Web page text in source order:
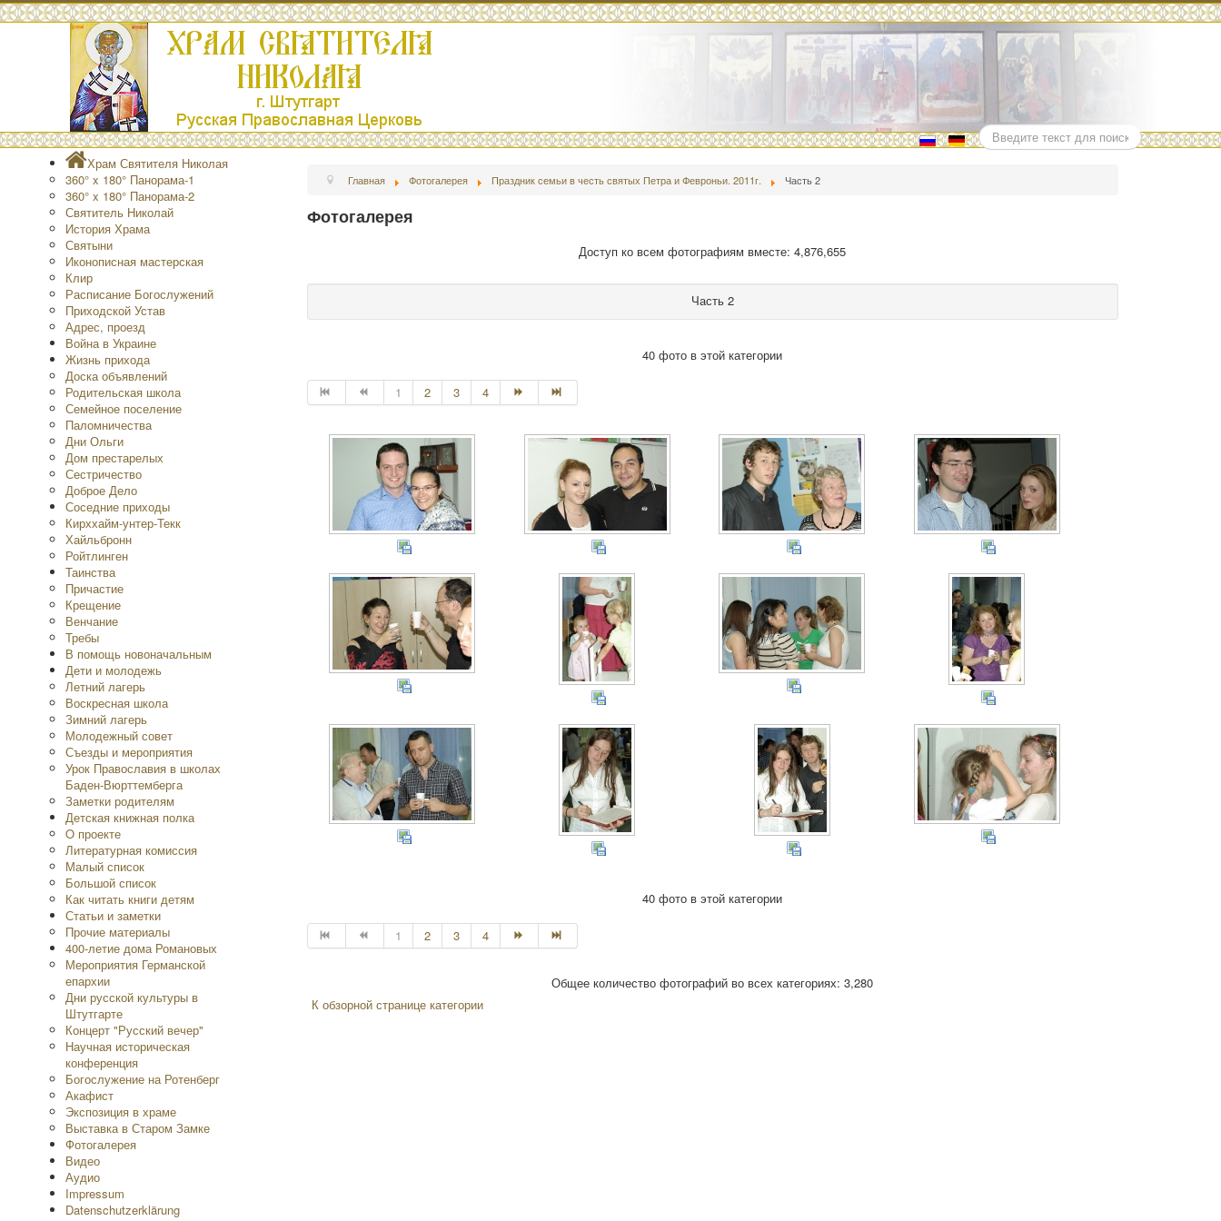
Поиск
Храм Святителя Николая
360° x 180° Панорама-1
360° x 180° Панорама-2
Святитель Николай
История Храма
Святыни
Иконописная мастерская
Клир
Расписание Богослужений
Приходской Устав
Адрес, проезд
Война в Украине
Жизнь прихода
Доска объявлений
Родительская школа
Семейное поселение
Паломничества
Дни Ольги
Дом престарелых
Сестричество
Доброе Дело
Соседние приходы
Кирххайм-унтер-Текк
Хайльбронн
Ройтлинген
Таинства
Причастие
Крещение
Венчание
Требы
В помощь новоначальным
Дети и молодежь
Летний лагерь
Воскресная школа
Зимний лагерь
Молодежный совет
Съезды и мероприятия
Урок Православия в школах
Баден-Вюрттемберга
Заметки родителям
Детская книжная полка
O проекте
Литературная комиссия
Малый список
Большой список
Как читать книги детям
Статьи и заметки
Прочие материалы
400-летие дома Романовых
Мероприятия Германской
епархии
Дни русской культуры в
Штутгарте
Концерт "Русский вечер"
Научная историческая
конференция
Богослужение на Ротенберг
Акафист
Экспозиция в храме
Выставка в Старом Замке
Фотогалерея
Видео
Аудио
Impressum
Datenschutzerklärung
Главная Фотогалерея Праздник семьи в честь святых Петра и Февроньи. 2011г. Часть 2
Фотогалерея
Доступ ко всем фотографиям вместе: 4,876,655
Часть 2
40 фото в этой категории
1 2 3 4
40 фото в этой категории
1 2 3 4
Общее количество фотографий во всех категориях: 3,280
К обзорной странице категории